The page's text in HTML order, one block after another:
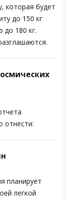
которая будет
до 150 кг
до 180 кг.
отнести:
планирует
легкой